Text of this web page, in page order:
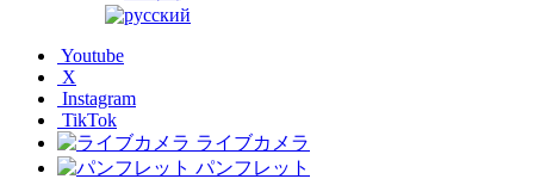
Youtube
X
Instagram
TikTok
ライブカメラ
パンフレット